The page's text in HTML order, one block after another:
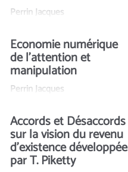
Perrin Jacques
Economie numérique
de l’attention et
manipulation
Perrin Jacques
Accords et Désaccords
sur la vision du revenu
d’existence développée
par T. Piketty